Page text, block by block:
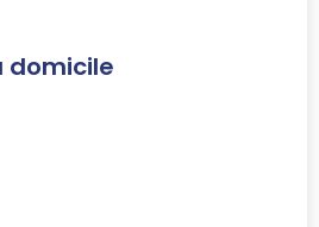
domicile